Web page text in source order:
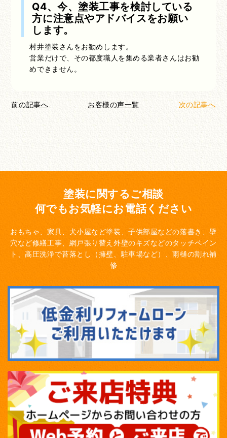
Q4、今、塗装工事を検討している
方に注意点やアドバイスをお願い
します。
村井塗装さんをお勧めします。
営業だけで、その都度職人を集める業者さんはお勧
めできません。
前の記事へ お客様の声一覧 次の記事へ
塗装に関するご相談
何でもお気軽にお電話ください
おもちゃ、家具、犬小屋など塗装、子供部屋などの落書き、壁
穴など修繕工事、網戸張り替え 外壁のキズなどのタッチペイン
ト、高圧洗浄で苔落とし（擁壁、駐車場など）、雨樋の割れ補
修